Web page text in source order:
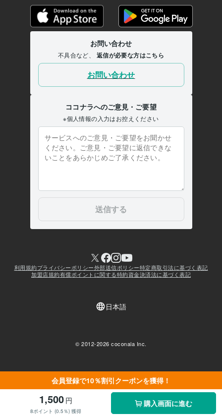
会員登録で10％割引クーポンを獲得！
1,500 円
8ポイント (0.5％) 獲得
購入画面に進む